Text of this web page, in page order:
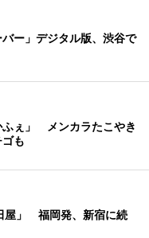
ー」デジタル版、渋谷で
ふぇ」 メンカラたこやき
も
屋」 福岡発、新宿に続